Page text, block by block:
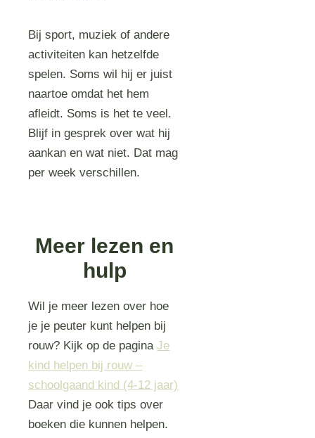
Bij sport, muziek of andere
activiteiten kan hetzelfde
spelen. Soms wil hij er juist
naartoe omdat het hem
afleidt. Soms is het te veel.
Blijf in gesprek over wat hij
aankan en wat niet. Dat mag
per week verschillen.
Meer lezen en
hulp
Wil je meer lezen over hoe
je je peuter kunt helpen bij
rouw? Kijk op de paginaJe
kind helpen bij rouw –
schoolgaand kind (4-12 jaar)
Daar vind je ook tips over
boeken die kunnen helpen.